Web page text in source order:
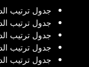
جدول ترتيب
جدول ترتيب الدوري
جدول ترتيب الدوري
جدول ترتيب الدوري
جدول ترتيب الدوري